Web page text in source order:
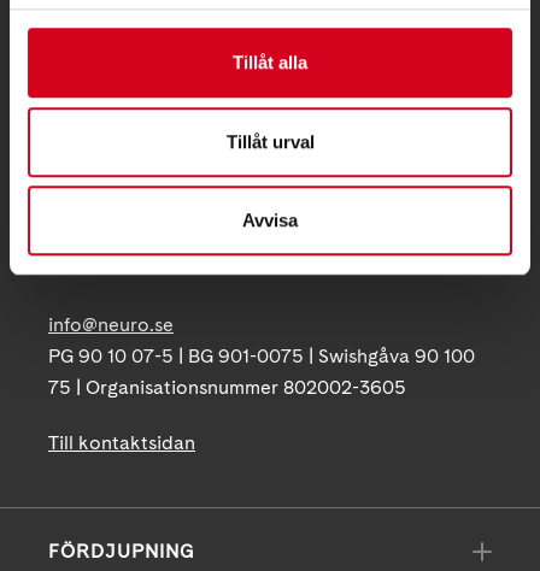
Tillåt alla
Tillåt urval
Avvisa
KONTAKT
Ågatan 12 C, 172 62 Sundbyberg
08-677 70 10
171 04 Solna
info@neuro.se
PG 90 10 07-5 | BG 901-0075 | Swishgåva 90 100
75 | Organisationsnummer 802002-3605
Till kontaktsidan
FÖRDJUPNING